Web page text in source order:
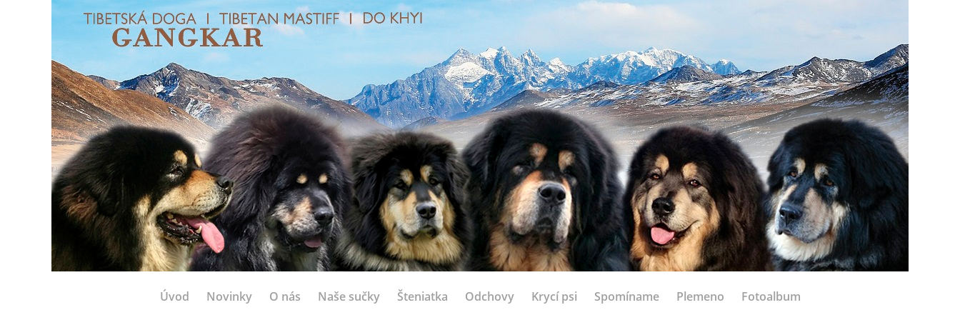
Úvod Novinky O nás Naše sučky Šteniatka Odchovy Krycí psi Spomíname Plemeno Fotoalbum